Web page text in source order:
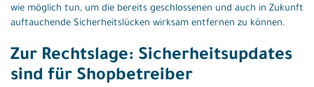
wie möglich tun, um die bereits geschlossenen und auch in Zukunft
auftauchende Sicherheitslücken wirksam entfernen zu können.
Zur Rechtslage: Sicherheitsupdates
sind für Shopbetreiber